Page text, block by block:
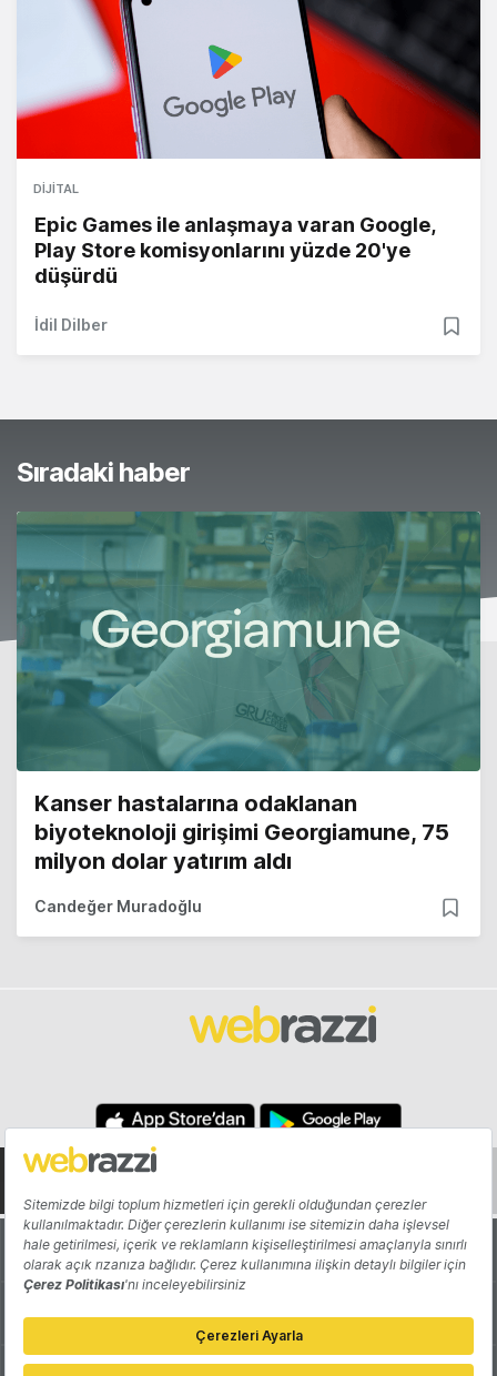
DIJITAL
Epic Games ile anlaşmaya varan Google,
Play Store komisyonlarını yüzde 20'ye
düşürdü
İdil Dilber
Sıradaki haber
Kanser hastalarına odaklanan
biyoteknoloji girişimi Georgiamune, 75
milyon dolar yatırım aldı
Candeğer Muradoğlu
Hakkında Yazarlar
Katkıda Bulun Reklam